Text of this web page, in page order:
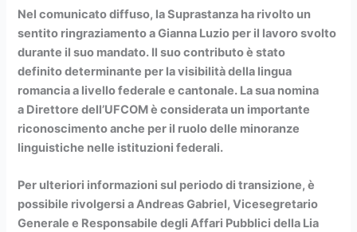
Nel comunicato diffuso, laSuprastanza ha rivolto un
sentito ringraziamento a Gianna Luzio per il lavoro svolto
durante il suo mandato. Il suo contributo è stato
definitodeterminante per la visibilità della lingua
romanciaa livello federale e cantonale. La sua nomina
a Direttore dell’UFCOMè considerata un importante
riconoscimento anche per il ruolo delle minoranze
linguistiche nelle istituzioni federali.
Per ulteriori informazioni sul periodo di transizione, è
possibile rivolgersi aAndreas Gabriel,Vicesegretario
Generale e Responsabile degli Affari Pubblici della Lia